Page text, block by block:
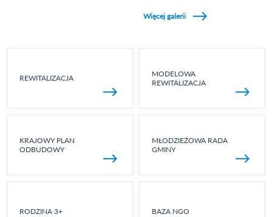
Więcej galerii
REWITALIZACJA
MODELOWA
REWITALIZACJA
KRAJOWY PLAN
ODBUDOWY
MŁODZIEŻOWA RADA
GMINY
RODZINA 3+ BAZA NGO